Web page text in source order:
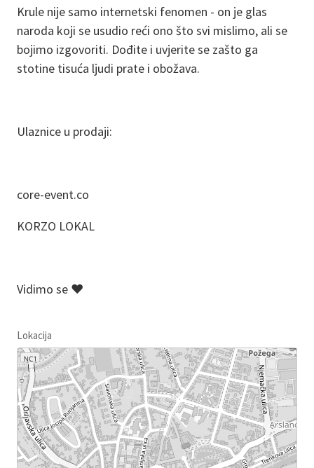
Krule nije samo internetski fenomen - on je glas
naroda koji se usudio reći ono što svi mislimo, ali se
bojimo izgovoriti. Dođite i uvjerite se zašto ga
stotine tisuća ljudi prate i obožava.
Ulaznice u prodaji:
core-event.co
KORZO LOKAL
Vidimo se ❤️
Lokacija